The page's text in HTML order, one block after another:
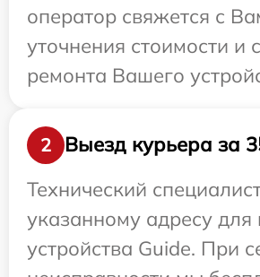
оператор свяжется с
уточнения стоимости и
ремонта Вашего
2
Выезд курьера за
Технический
указанному адресу для
устройства Guide. При